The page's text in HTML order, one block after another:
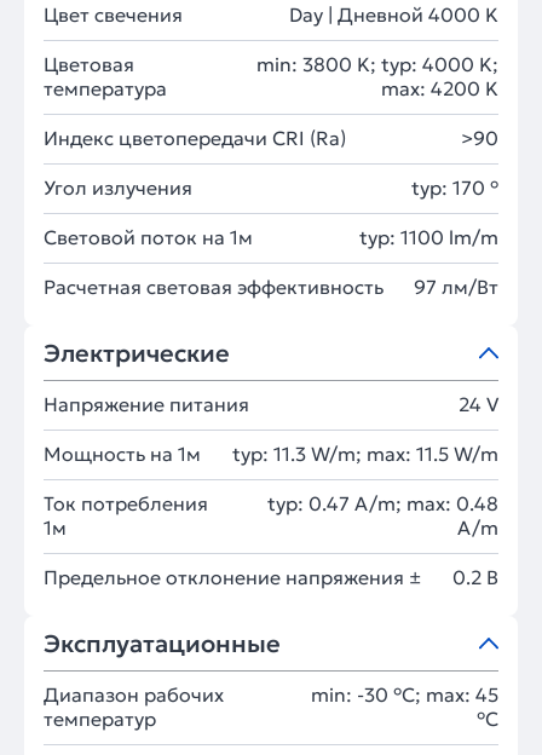
Цвет свечения Day | Дневной 4000 K
Цветовая
температура
min: 3800 K; typ: 4000 K;
max: 4200 K
Индекс цветопередачи CRI (Ra) >90
Угол излучения typ: 170 °
Световой поток на 1м typ: 1100 lm/m
Расчетная световая эффективность 97 лм/Вт
Электрические
Напряжение питания 24 V
Мощность на 1м typ: 11.3 W/m; max: 11.5 W/m
Ток потребления
1м
typ: 0.47 A/m; max: 0.48
A/m
Предельное отклонение напряжения ± 0.2 В
Эксплуатационные
Диапазон рабочих
температур
min: -30 °C; max: 45
°C